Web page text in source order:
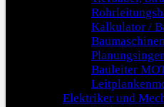
Kalkulator /
Bauleiter
Elektriker und